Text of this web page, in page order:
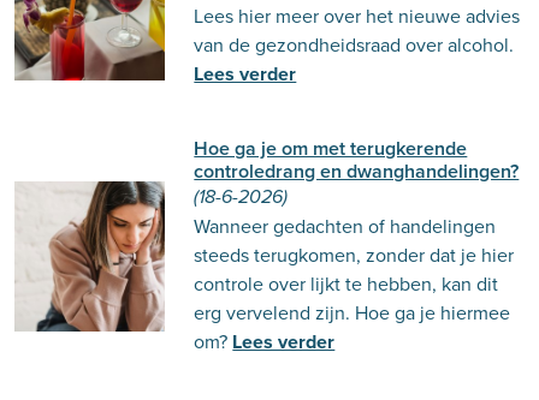
Lees hier meer over het nieuwe advies
van de gezondheidsraad over alcohol.
Lees verder
Hoe ga je om met terugkerende
controledrang en dwanghandelingen?
(18-6-2026)
Wanneer gedachten of handelingen
steeds terugkomen, zonder dat je hier
controle over lijkt te hebben, kan dit
erg vervelend zijn. Hoe ga je hiermee
om? Lees verder